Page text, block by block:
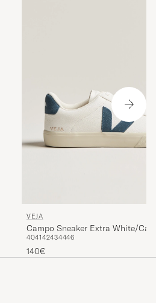
VEJA
Campo Sneaker Extra White/
404142434446
140€